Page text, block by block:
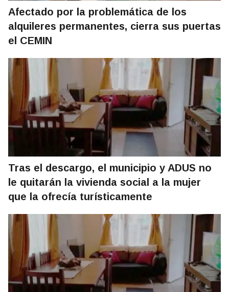
Afectado por la problemática de los
alquileres permanentes, cierra sus puertas
el CEMIN
Tras el descargo, el municipio y ADUS no
le quitarán la vivienda social a la mujer
que la ofrecía turísticamente